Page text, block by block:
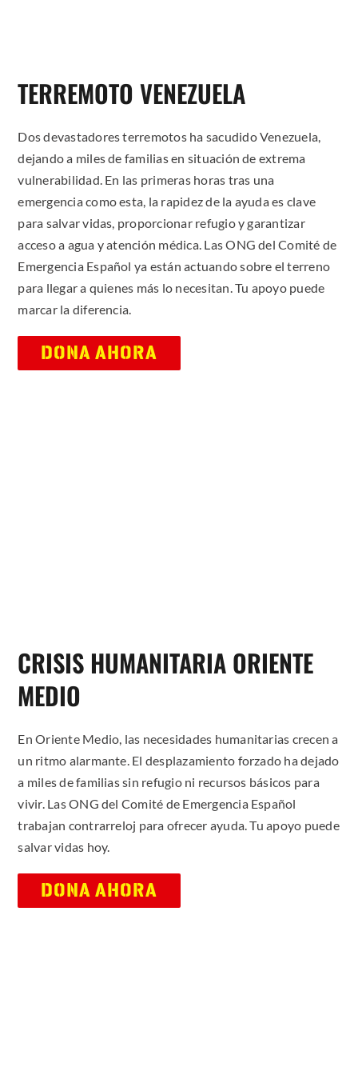
TERREMOTO VENEZUELA
Dos devastadores terremotos ha sacudido Venezuela,
dejando a miles de familias en situación de extrema
vulnerabilidad. En las primeras horas tras una
emergencia como esta, la rapidez de la ayuda es clave
para salvar vidas, proporcionar refugio y garantizar
acceso a agua y atención médica. Las ONG del Comité de
Emergencia Español ya están actuando sobre el terreno
para llegar a quienes más lo necesitan. Tu apoyo puede
marcar la diferencia.
DONA AHORA
CRISIS HUMANITARIA ORIENTE
MEDIO
En Oriente Medio, las necesidades humanitarias crecen a
un ritmo alarmante. El desplazamiento forzado ha dejado
a miles de familias sin refugio ni recursos básicos para
vivir. Las ONG del Comité de Emergencia Español
trabajan contrarreloj para ofrecer ayuda. Tu apoyo puede
salvar vidas hoy.
DONA AHORA